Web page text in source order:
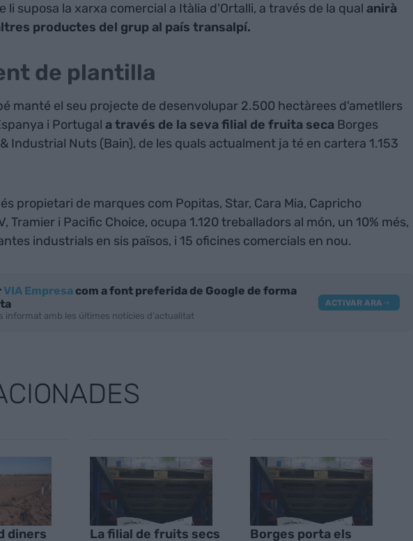
li suposa la xarxa comercial a Itàlia d'Ortalli, a través de la qual anirà
productes del grup al país transalpí.
de plantilla
manté el seu projecte de desenvolupar 2.500 hectàrees d'ametllers
i Portugal a través de la seva filial de fruita secaBorges
Industrial Nuts (Bain), de les quals actualment ja té en cartera 1.153
propietari de marques com Popitas, Star, Cara Mia, Capricho
Tramier i Pacific Choice, ocupa 1.120 treballadors al món, un 10% més,
industrials en sis països, i 15 oficines comercials en nou.
VIA Empresacom a font preferida de Google de forma
informat amb les últimes notícies d'actualitat
ACTIVAR ARA
diners La filial de fruits secs Borges porta els